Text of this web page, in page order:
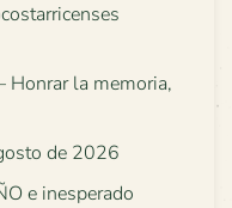
Honrar la memoria,
de 2026
e inesperado